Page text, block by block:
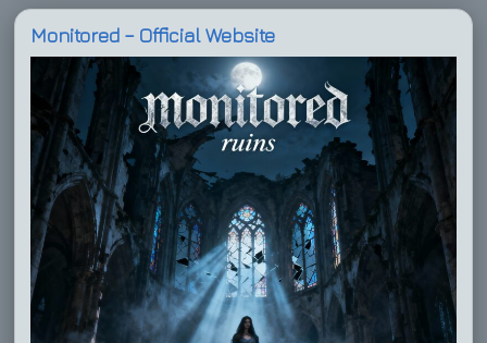
Monitored – Official Website